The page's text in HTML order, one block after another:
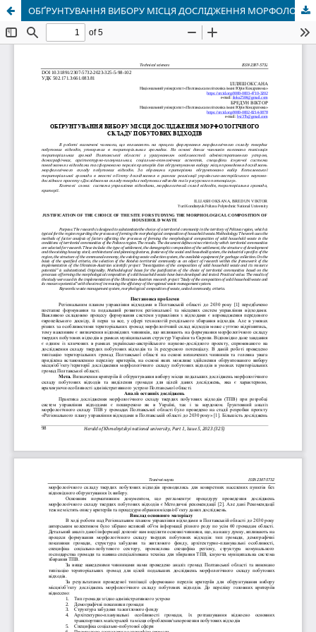
ОБҐРУНТУВАННЯ ВИБОРУ МІСЦЯ ДОСЛІДЖЕННЯ МОРФОЛОГІЧНОГО СКЛАДУ ПОБУТОВИХ ВІДХОДІВ